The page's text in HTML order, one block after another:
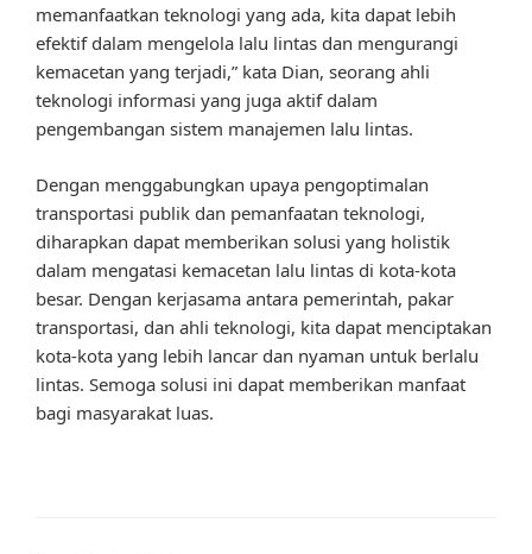
memanfaatkan teknologi yang ada, kita dapat lebih
efektif dalam mengelola lalu lintas dan mengurangi
kemacetan yang terjadi,” kata Dian, seorang ahli
teknologi informasi yang juga aktif dalam
pengembangan sistem manajemen lalu lintas.
Dengan menggabungkan upaya pengoptimalan
transportasi publik dan pemanfaatan teknologi,
diharapkan dapat memberikan solusi yang holistik
dalam mengatasi kemacetan lalu lintas di kota-kota
besar. Dengan kerjasama antara pemerintah, pakar
transportasi, dan ahli teknologi, kita dapat menciptakan
kota-kota yang lebih lancar dan nyaman untuk berlalu
lintas. Semoga solusi ini dapat memberikan manfaat
bagi masyarakat luas.